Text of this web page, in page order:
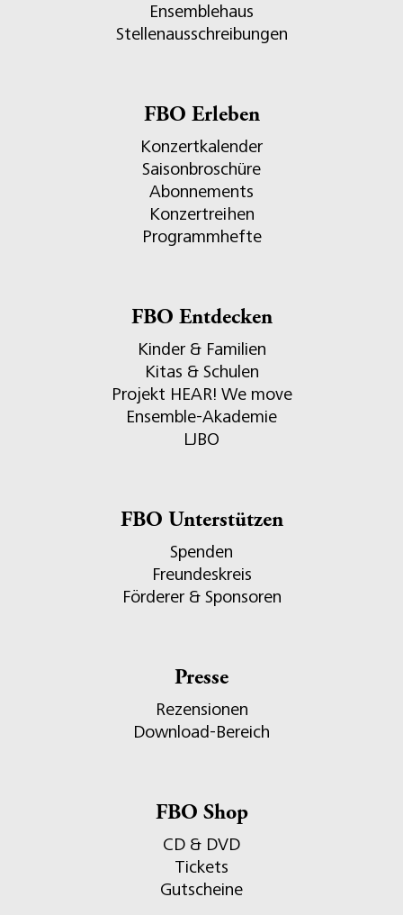
Ensemblehaus
Stellenausschreibungen
FBO Erleben
Konzertkalender
Saisonbroschüre
Abonnements
Konzertreihen
Programmhefte
FBO Entdecken
Kinder & Familien
Kitas & Schulen
Projekt HEAR! We move
Ensemble-Akademie
LJBO
FBO Unterstützen
Spenden
Freundeskreis
Förderer & Sponsoren
Presse
Rezensionen
Download-Bereich
FBO Shop
CD & DVD
Tickets
Gutscheine